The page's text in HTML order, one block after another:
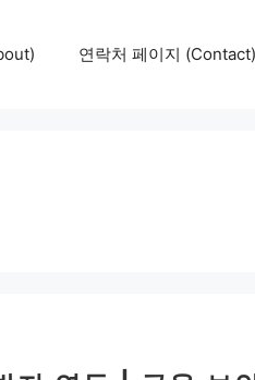
연락처 페이지 (Contact)